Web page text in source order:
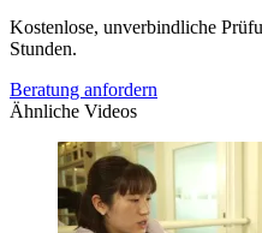
Kostenlose, unverbindliche
Stunden.
Beratung anfordern
Ähnliche Videos